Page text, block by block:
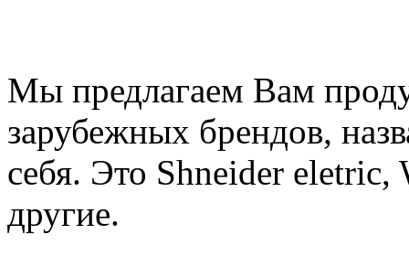
Мы предлагаем Вам
зарубежных брендов,
себя. Это Shneider
другие.